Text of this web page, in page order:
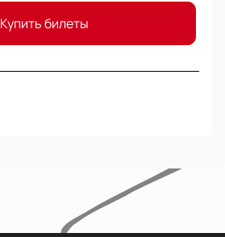
Купить билеты